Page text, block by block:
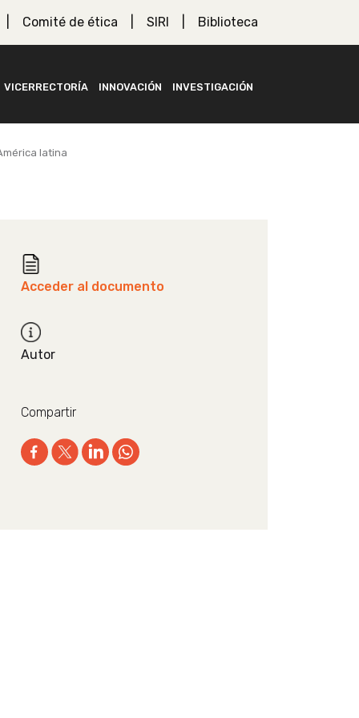
Comité de ética SIRI Biblioteca
VICERRECTORÍA INNOVACIÓN INVESTIGACIÓN
latina
Acceder al documento
Autor
Compartir